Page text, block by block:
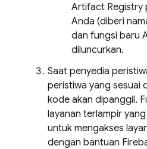
Artifact Registry
Anda (diberi
dan fungsi baru
diluncurkan.
Saat penyedia
peristiwa yang sesuai
kode akan dipanggil.
layanan terlampir
untuk mengakses
dengan bantuan